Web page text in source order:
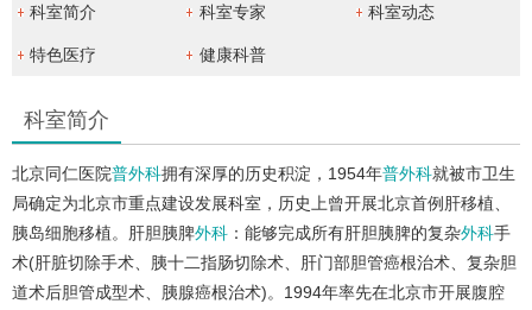
科室简介 科室专家 科室动态
特色医疗 健康科普
科室简介
北京同仁医院普外科拥有深厚的历史积淀，1954年普外科就被市卫生
局确定为北京市重点建设发展科室，历史上曾开展北京首例肝移植、
胰岛细胞移植。肝胆胰脾外科 ：能够完成所有肝胆胰脾的复杂外科手
术(肝脏切除手术、胰十二指肠切除术、肝门部胆管癌根治术、复杂胆
道术后胆管成型术、胰腺癌根治术)。1994年率先在北京市开展腹腔